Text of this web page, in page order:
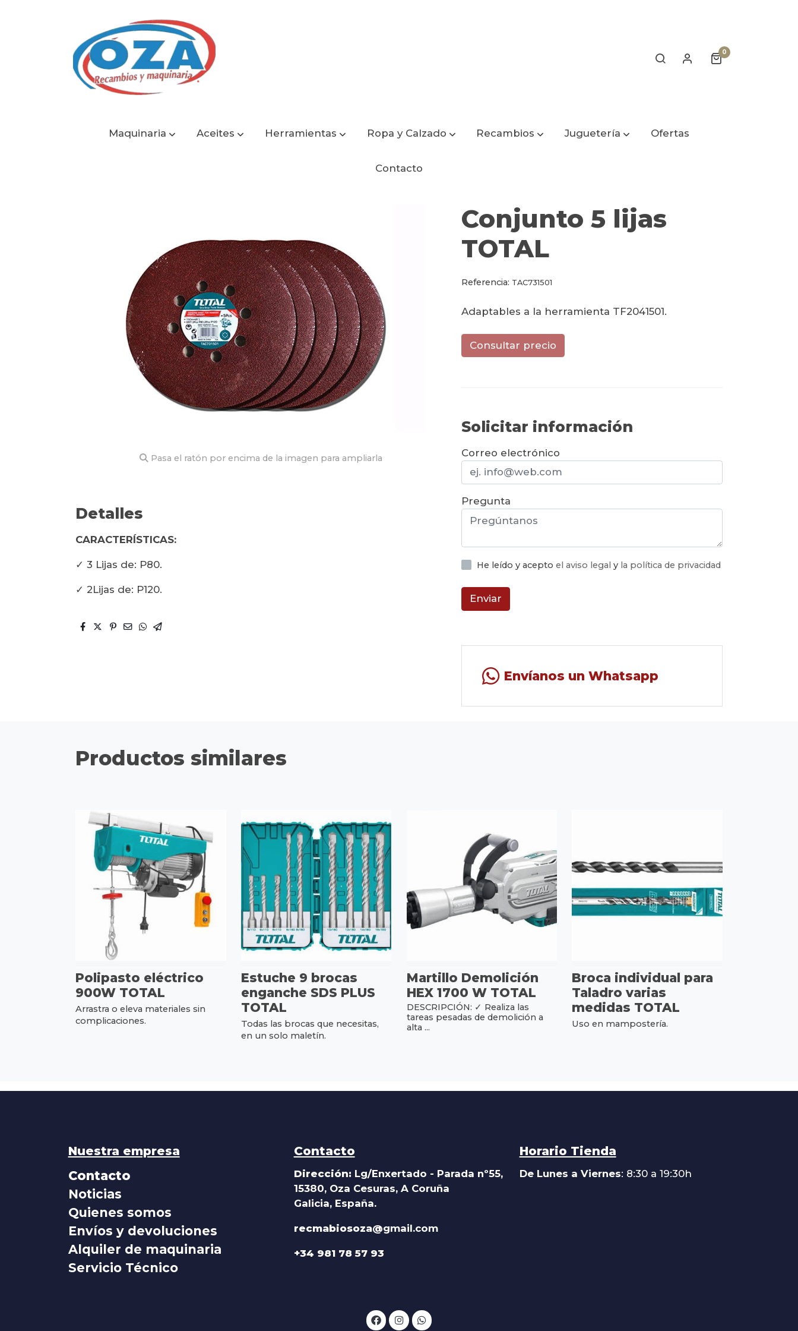
0
Maquinaria Aceites Herramientas Ropa y Calzado Recambios Juguetería Ofertas
Contacto
Pasa el ratón por encima de la imagen para ampliarla
Detalles
CARACTERÍSTICAS:
✓ 3 Lijas de: P80.
✓ 2Lijas de: P120.
Conjunto 5 lijas
TOTAL
Referencia: TAC731501
Adaptables a la herramienta TF2041501.
Consultar precio
Solicitar información
Correo electrónico
Pregunta
He leído y acepto el aviso legal y la política de privacidad
Enviar
Envíanos un Whatsapp
Productos similares
Polipasto eléctrico
900W TOTAL
Arrastra o eleva materiales sin
complicaciones.
Estuche 9 brocas
enganche SDS PLUS
TOTAL
Todas las brocas que necesitas,
en un solo maletín.
Martillo Demolición
HEX 1700 W TOTAL
DESCRIPCIÓN: ✓ Realiza las
tareas pesadas de demolición a
alta ...
Broca individual para
Taladro varias
medidas TOTAL
Uso en mampostería.
Nuestra empresa
Contacto
Noticias
Quienes somos
Envíos y devoluciones
Alquiler de maquinaria
Servicio Técnico
Contacto
Dirección: Lg/Enxertado - Parada nº55,
15380, Oza Cesuras, A Coruña
Galicia, España.
recmabiosoza@gmail.com
+34 981 78 57 93
Horario Tienda
De Lunes a Viernes: 8:30 a 19:30h